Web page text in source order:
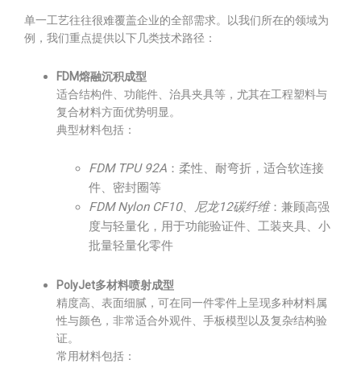
单一工艺往往很难覆盖企业的全部需求。以我们所在的领域为
例，我们重点提供以下几类技术路径：
FDM熔融沉积成型
适合结构件、功能件、治具夹具等，尤其在工程塑料与
复合材料方面优势明显。
典型材料包括：
FDM TPU 92A ：柔性、耐弯折，适合软连接
件、密封圈等
FDM Nylon CF10、 尼龙12碳纤维：兼顾高强
度与轻量化，用于功能验证件、工装夹具、小
批量轻量化零件
PolyJet多材料喷射成型
精度高、表面细腻，可在同一件零件上呈现多种材料属
性与颜色，非常适合外观件、手板模型以及复杂结构验
证。
常用材料包括：